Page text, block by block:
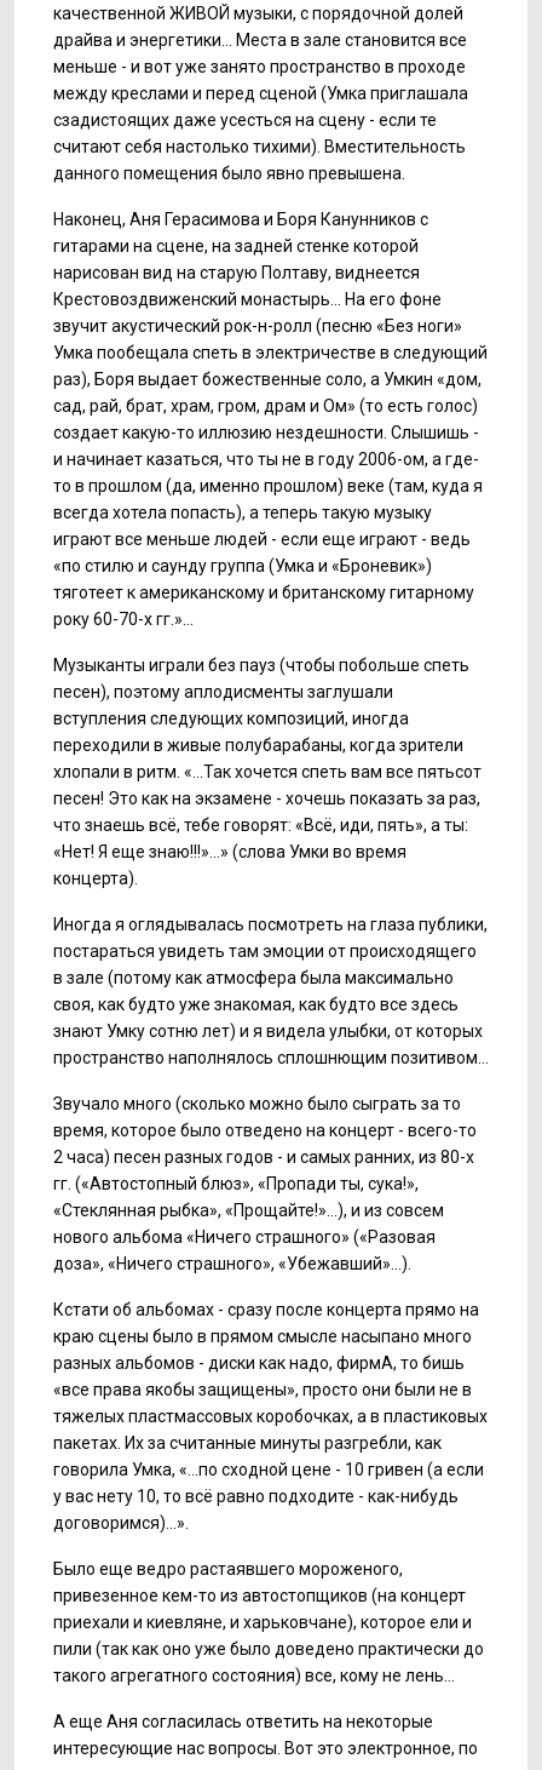
качественной ЖИВОЙ музыки, с порядочной долей
драйва и энергетики... Места в зале становится все
меньше - и вот уже занято пространство в проходе
между креслами и перед сценой (Умка приглашала
сзадистоящих даже усесться на сцену - если те
считают себя настолько тихими). Вместительность
данного помещения было явно превышена.
Наконец, Аня Герасимова и Боря Канунников с
гитарами на сцене, на задней стенке которой
нарисован вид на старую Полтаву, виднеется
Крестовоздвиженский монастырь... На его фоне
звучит акустический рок-н-ролл (песню «Без ноги»
Умка пообещала спеть в электричестве в следующий
раз), Боря выдает божественные соло, а Умкин «дом,
сад, рай, брат, храм, гром, драм и Ом» (то есть голос)
создает какую-то иллюзию нездешности. Слышишь -
и начинает казаться, что ты не в году 2006-ом, а где-
то в прошлом (да, именно прошлом) веке (там, куда я
всегда хотела попасть), а теперь такую музыку
играют все меньше людей - если еще играют - ведь
«по стилю и саунду группа (Умка и «Броневик»)
тяготеет к американскому и британскому гитарному
року 60-70-х гг.»...
Музыканты играли без пауз (чтобы побольше спеть
песен), поэтому аплодисменты заглушали
вступления следующих композиций, иногда
переходили в живые полубарабаны, когда зрители
хлопали в ритм. «...Так хочется спеть вам все пятьсот
песен! Это как на экзамене - хочешь показать за раз,
что знаешь всё, тебе говорят: «Всё, иди, пять», а ты:
«Нет! Я еще знаю!!!»...» (слова Умки во время
концерта).
Иногда я оглядывалась посмотреть на глаза публики,
постараться увидеть там эмоции от происходящего
в зале (потому как атмосфера была максимально
своя, как будто уже знакомая, как будто все здесь
знают Умку сотню лет) и я видела улыбки, от которых
пространство наполнялось сплошнющим позитивом…
Звучало много (сколько можно было сыграть за то
время, которое было отведено на концерт - всего-то
2 часа) песен разных годов - и самых ранних, из 80-х
гг. («Автостопный блюз», «Пропади ты, сука!»,
«Стеклянная рыбка», «Прощайте!»…), и из совсем
нового альбома «Ничего страшного» («Разовая
доза», «Ничего страшного», «Убежавший»...).
Кстати об альбомах - сразу после концерта прямо на
краю сцены было в прямом смысле насыпано много
разных альбомов - диски как надо, фирмА, то бишь
«все права якобы защищены», просто они были не в
тяжелых пластмассовых коробочках, а в пластиковых
пакетах. Их за считанные минуты разгребли, как
говорила Умка, «...по сходной цене - 10 гривен (а если
у вас нету 10, то всё равно подходите - как-нибудь
договоримся)...».
Было еще ведро растаявшего мороженого,
привезенное кем-то из автостопщиков (на концерт
приехали и киевляне, и харьковчане), которое ели и
пили (так как оно уже было доведено практически до
такого агрегатного состояния) все, кому не лень...
А еще Аня согласилась ответить на некоторые
интересующие нас вопросы. Вот это электронное, по